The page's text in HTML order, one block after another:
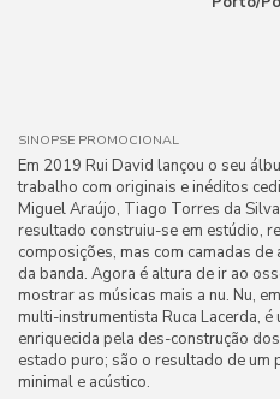
SINOPSE PROMOCIONAL
Em 2019 Rui David lançou o seu
trabalho com originais e inéditos
Miguel Araújo, Tiago Torres da
resultado construiu-se em estúdio,
composições, mas com camadas
da banda. Agora é altura de ir ao
mostrar as músicas mais a nu. Nu,
multi-instrumentista Ruca Lacerda,
enriquecida pela des-construção
estado puro; são o resultado de um
minimal e acústico.